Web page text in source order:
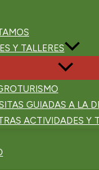
Y TALLERES
GUIADAS A LA
ACTIVIDADES Y